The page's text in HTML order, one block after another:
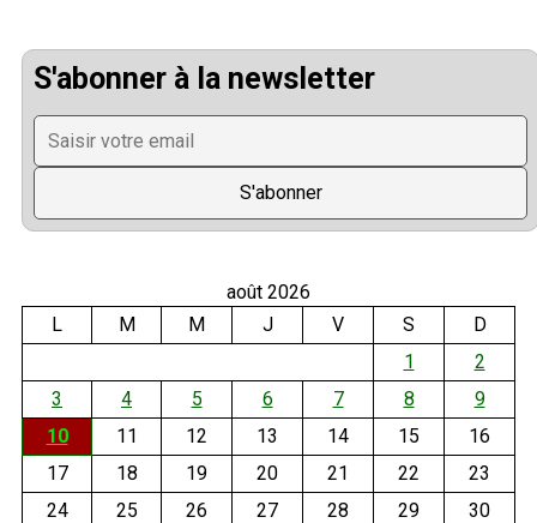
S'abonner à la newsletter
août 2026
L
M M J V S
D
1
2
3
4 5 6 7 8
9
10
11 12 13 14 15
16
17
18 19 20 21 22
23
24
25 26 27 28 29
30